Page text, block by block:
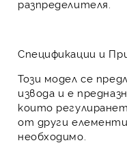
разпределителя.
Спецификации и
Този модел се
извода и е
които
от други
необходимо.